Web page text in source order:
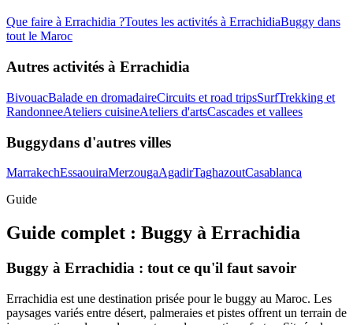
Que faire à Errachidia ?Toutes les activités à ErrachidiaBuggy dans
tout le Maroc
Autres activités à Errachidia
BivouacBalade en dromadaireCircuits et road tripsSurfTrekking et
RandonneeAteliers cuisineAteliers d'artsCascades et vallees
Buggydans d'autres villes
MarrakechEssaouiraMerzougaAgadirTaghazoutCasablanca
Guide
Guide complet : Buggy à Errachidia
Buggy à Errachidia : tout ce qu'il faut savoir
Errachidia est une destination prisée pour le buggy au Maroc. Les
paysages variés entre désert, palmeraies et pistes offrent un terrain de